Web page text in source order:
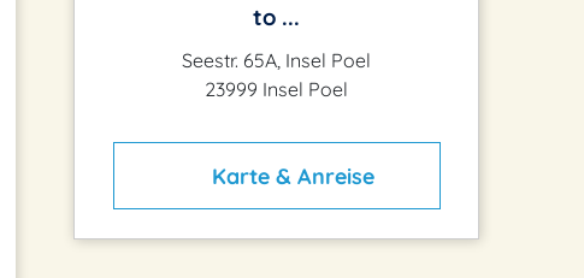
to ...
Seestr. 65A, Insel Poel
23999 Insel Poel
Karte & Anreise